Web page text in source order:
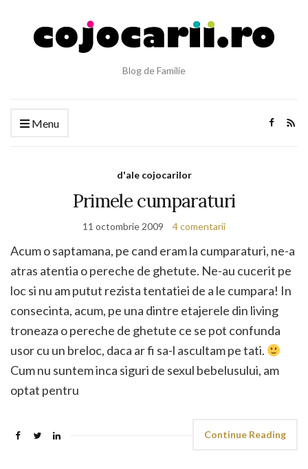
Blog de Familie
Menu
d'ale cojocarilor
Primele cumparaturi
11 octombrie 2009 4 comentarii
Acum o saptamana, pe cand eram la cumparaturi, ne-a
atras atentia o pereche de ghetute. Ne-au cucerit pe
loc si nu am putut rezista tentatiei de a le cumpara! In
consecinta, acum, pe una dintre etajerele din living
troneaza o pereche de ghetute ce se pot confunda
usor cu un breloc, daca ar fi sa-l ascultam pe tati.
Cum nu suntem inca siguri de sexul bebelusului, am
optat pentru
Continue Reading